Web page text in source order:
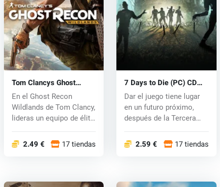
Tom Clancys Ghost
Recon Wildlands (PC) CD
key
En el Ghost Recon
Wildlands de Tom Clancy,
lideras un equipo de élite
2.49 € 17 tiendas
7 Days to Die (PC) CD
key
Dar el juego tiene lugar
en un futuro próximo,
después de la Tercera
2.59 € 17 tiendas